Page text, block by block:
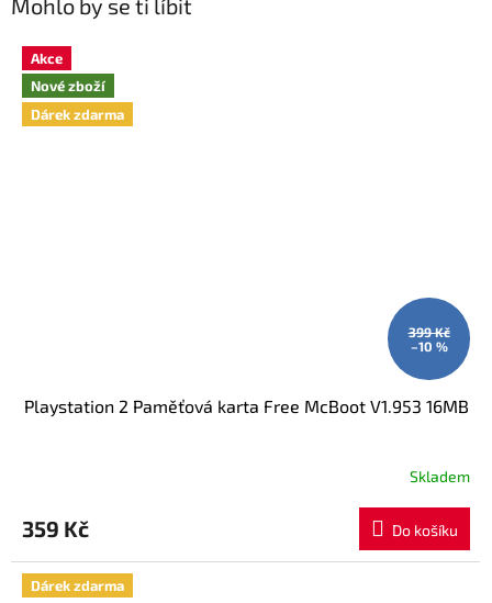
Akce
Nové zboží
Dárek zdarma
399 Kč
–10 %
Playstation 2 Paměťová karta Free McBoot V1.953 16MB
Skladem
359 Kč Do košíku
Dárek zdarma